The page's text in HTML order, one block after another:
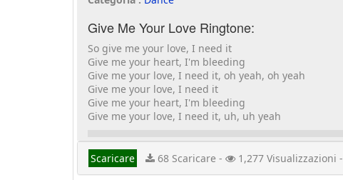
Give Me Your Love Ringtone:
So give me your love, I need it
Give me your heart, I'm bleeding
Give me your love, I need it, oh yeah, oh yeah
Give me your love, I need it
Give me your heart, I'm bleeding
Give me your love, I need it, uh, uh yeah
Scaricare 68 Scaricare - 1,277 Visualizzazioni -